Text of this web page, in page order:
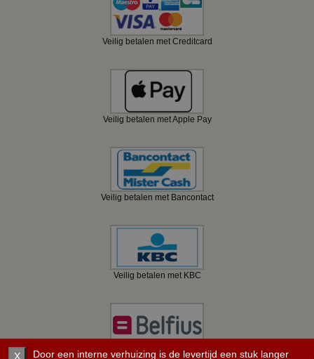
Veilig betalen met Creditcard
Veilig betalen met Apple Pay
Veilig betalen met Bancontact
Veilig betalen met KBC
Veilig betalen met Belfius
X Door een interne verhuizing is de levertijd een stuk langer